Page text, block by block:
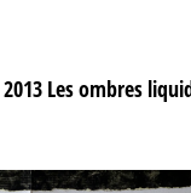
2013 Les ombres